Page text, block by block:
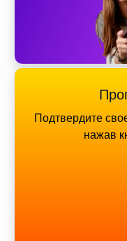
Подтвердите
нажав